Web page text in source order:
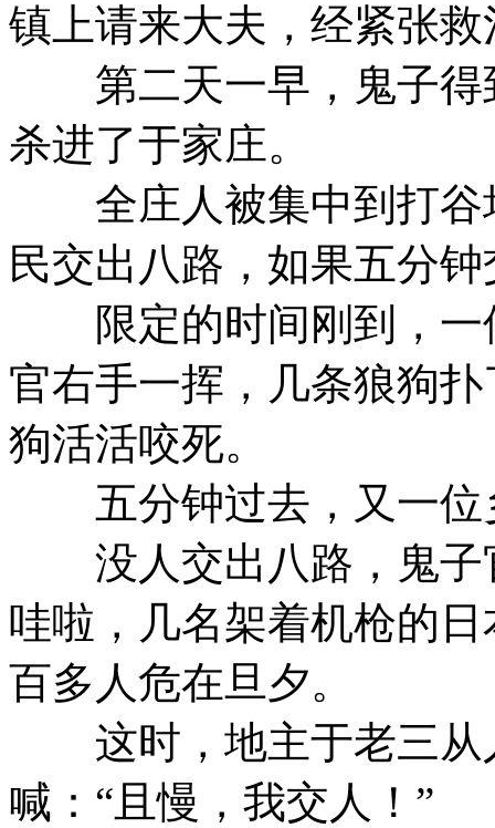
镇上请来大夫，经紧张
第二天一早，鬼子得
杀进了于家庄。
全庄人被集中到打谷
民交出八路，如果五分
限定的时间刚到，一
官右手一挥，几条狼狗
狗活活咬死。
五分钟过去，又一位
没人交出八路，鬼子
哇啦，几名架着机枪的
百多人危在旦夕。
这时，地主于老三从
喊：“且慢，我交人！”